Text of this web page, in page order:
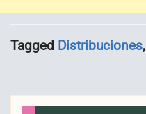
Tagged Distribuciones,